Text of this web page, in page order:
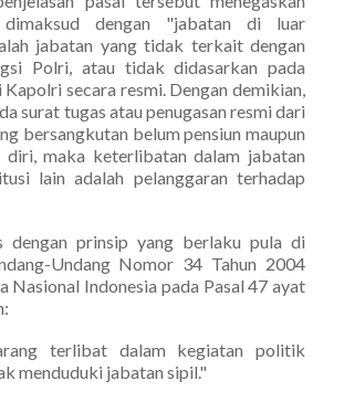
dengan "jabatan di luar
jabatan yang tidak terkait dengan
Polri, atau tidak didasarkan pada
Kapolri secara resmi. Dengan demikian,
surat tugas atau penugasan resmi dari
bersangkutan belum pensiun maupun
diri, maka keterlibatan dalam jabatan
lain adalah pelanggaran terhadap
dengan prinsip yang berlaku pula di
Undang Nomor 34 Tahun 2004
Nasional Indonesia pada Pasal 47 ayat
terlibat dalam kegiatan politik
menduduki jabatan sipil."